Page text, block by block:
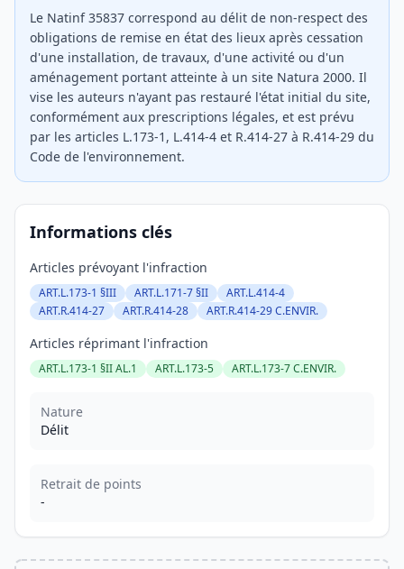
Le Natinf 35837 correspond au délit de non-respect des
obligations de remise en état des lieux après cessation
d'une installation, de travaux, d'une activité ou d'un
aménagement portant atteinte à un site Natura 2000. Il
vise les auteurs n'ayant pas restauré l'état initial du site,
conformément aux prescriptions légales, et est prévu
par les articles L.173-1, L.414-4 et R.414-27 à R.414-29 du
Code de l'environnement.
Informations clés
Articles prévoyant l'infraction
ART.L.173-1 §III ART.L.171-7 §II
ART.L.414-4
ART.R.414-27
ART.R.414-28 ART.R.414-29 C.ENVIR.
Articles réprimant l'infraction
ART.L.173-1 §II AL.1 ART.L.173-5 ART.L.173-7 C.ENVIR.
Nature
Délit
Retrait de points
-